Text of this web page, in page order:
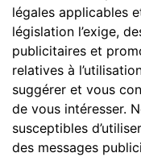
Notre histoire
Nos valeurs
Réalisations
Nos offres
Nos services
légales applicables
législation l’exige,
publicitaires et
relatives à
suggérer et vous
de vous intéresser.
susceptibles
des messages